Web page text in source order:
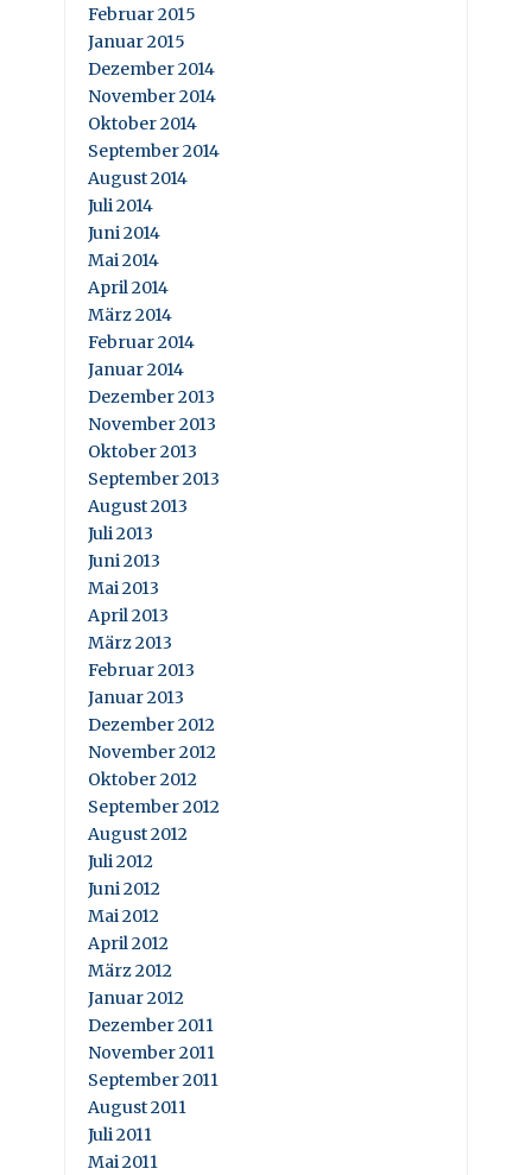
Februar 2015
Januar 2015
Dezember 2014
November 2014
Oktober 2014
September 2014
August 2014
Juli 2014
Juni 2014
Mai 2014
April 2014
März 2014
Februar 2014
Januar 2014
Dezember 2013
November 2013
Oktober 2013
September 2013
August 2013
Juli 2013
Juni 2013
Mai 2013
April 2013
März 2013
Februar 2013
Januar 2013
Dezember 2012
November 2012
Oktober 2012
September 2012
August 2012
Juli 2012
Juni 2012
Mai 2012
April 2012
März 2012
Januar 2012
Dezember 2011
November 2011
September 2011
August 2011
Juli 2011
Mai 2011